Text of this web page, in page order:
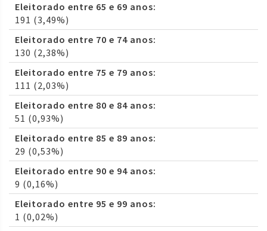
Eleitorado entre 65 e 69 anos:
191 (3,49%)
Eleitorado entre 70 e 74 anos:
130 (2,38%)
Eleitorado entre 75 e 79 anos:
111 (2,03%)
Eleitorado entre 80 e 84 anos:
51 (0,93%)
Eleitorado entre 85 e 89 anos:
29 (0,53%)
Eleitorado entre 90 e 94 anos:
9 (0,16%)
Eleitorado entre 95 e 99 anos:
1 (0,02%)